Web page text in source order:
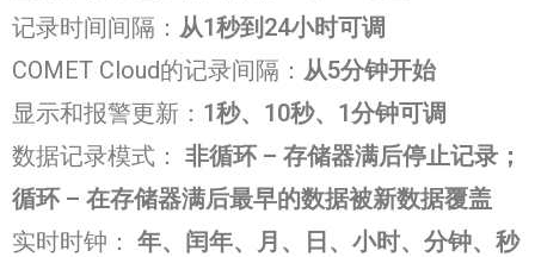
记录时间间隔： 从1秒到24小时可调
COMET Cloud的记录间隔： 从5分钟开始
显示和报警更新： 1秒、10秒、1分钟可调
数据记录模式： 非循环 – 存储器满后停止记录；
循环 – 在存储器满后最早的数据被新数据覆盖
实时时钟： 年、闰年、月、日、小时、分钟、秒